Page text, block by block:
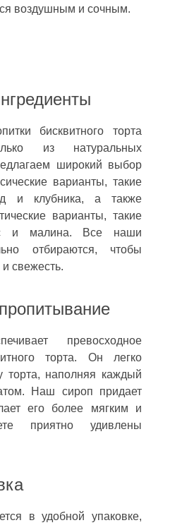
воздушным и сочным.
бисквитного торта
из натуральных
широкий выбор
варианты, такие
и клубника, а также
варианты, такие
и малина. Все наши
отбираются, чтобы
и свежесть.
превосходное
торта. Он легко
торта, наполняя каждый
Наш сироп придает
его более мягким и
приятно удивлены
в удобной упаковке,